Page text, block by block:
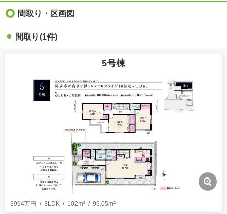
間取り・区画図
間取り(1件)
5号棟
3994万円 3LDK 102m² 96.05m²